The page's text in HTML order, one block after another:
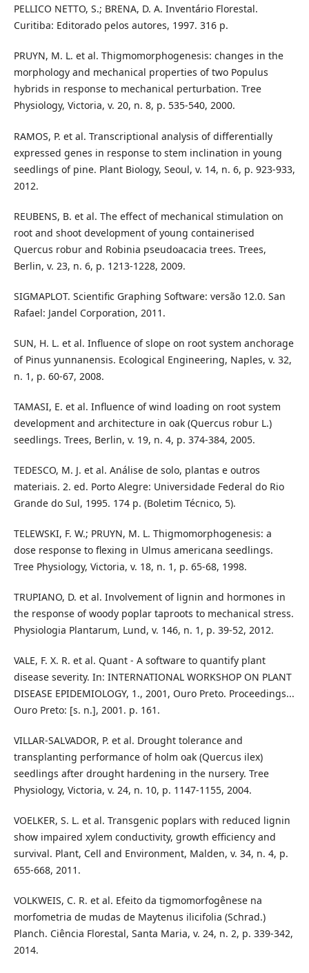
PELLICO NETTO, S.; BRENA, D. A. Inventário Florestal.
Curitiba: Editorado pelos autores, 1997. 316 p.
PRUYN, M. L. et al. Thigmomorphogenesis: changes in the
morphology and mechanical properties of two Populus
hybrids in response to mechanical perturbation. Tree
Physiology, Victoria, v. 20, n. 8, p. 535-540, 2000.
RAMOS, P. et al. Transcriptional analysis of differentially
expressed genes in response to stem inclination in young
seedlings of pine. Plant Biology, Seoul, v. 14, n. 6, p. 923-933,
2012.
REUBENS, B. et al. The effect of mechanical stimulation on
root and shoot development of young containerised
Quercus robur and Robinia pseudoacacia trees. Trees,
Berlin, v. 23, n. 6, p. 1213-1228, 2009.
SIGMAPLOT. Scientific Graphing Software: versão 12.0. San
Rafael: Jandel Corporation, 2011.
SUN, H. L. et al. Influence of slope on root system anchorage
of Pinus yunnanensis. Ecological Engineering, Naples, v. 32,
n. 1, p. 60-67, 2008.
TAMASI, E. et al. Influence of wind loading on root system
development and architecture in oak (Quercus robur L.)
seedlings. Trees, Berlin, v. 19, n. 4, p. 374-384, 2005.
TEDESCO, M. J. et al. Análise de solo, plantas e outros
materiais. 2. ed. Porto Alegre: Universidade Federal do Rio
Grande do Sul, 1995. 174 p. (Boletim Técnico, 5).
TELEWSKI, F. W.; PRUYN, M. L. Thigmomorphogenesis: a
dose response to flexing in Ulmus americana seedlings.
Tree Physiology, Victoria, v. 18, n. 1, p. 65-68, 1998.
TRUPIANO, D. et al. Involvement of lignin and hormones in
the response of woody poplar taproots to mechanical stress.
Physiologia Plantarum, Lund, v. 146, n. 1, p. 39-52, 2012.
VALE, F. X. R. et al. Quant - A software to quantify plant
disease severity. In: INTERNATIONAL WORKSHOP ON PLANT
DISEASE EPIDEMIOLOGY, 1., 2001, Ouro Preto. Proceedings...
Ouro Preto: [s. n.], 2001. p. 161.
VILLAR-SALVADOR, P. et al. Drought tolerance and
transplanting performance of holm oak (Quercus ilex)
seedlings after drought hardening in the nursery. Tree
Physiology, Victoria, v. 24, n. 10, p. 1147-1155, 2004.
VOELKER, S. L. et al. Transgenic poplars with reduced lignin
show impaired xylem conductivity, growth efficiency and
survival. Plant, Cell and Environment, Malden, v. 34, n. 4, p.
655-668, 2011.
VOLKWEIS, C. R. et al. Efeito da tigmomorfogênese na
morfometria de mudas de Maytenus ilicifolia (Schrad.)
Planch. Ciência Florestal, Santa Maria, v. 24, n. 2, p. 339-342,
2014.